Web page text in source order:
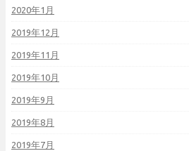
2020年1月
2019年12月
2019年11月
2019年10月
2019年9月
2019年8月
2019年7月